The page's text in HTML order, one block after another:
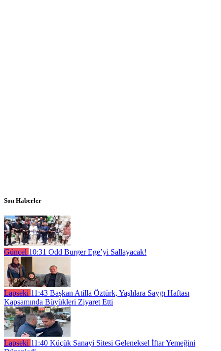
Son Haberler
Güncel 10:31 Odd Burger Ege’yi Sallayacak!
Lapseki 11:43 Başkan Atilla Öztürk, Yaşlılara Saygı Haftası
Kapsamında Büyükleri Ziyaret Etti
Lapseki 11:40 Küçük Sanayi Sitesi Geleneksel İftar Yemeğini